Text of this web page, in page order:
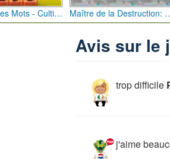
La Ferme des Mots - Cultivez votre Vocabulaire Maître de la
Avis sur le
trop difficile
j'aime